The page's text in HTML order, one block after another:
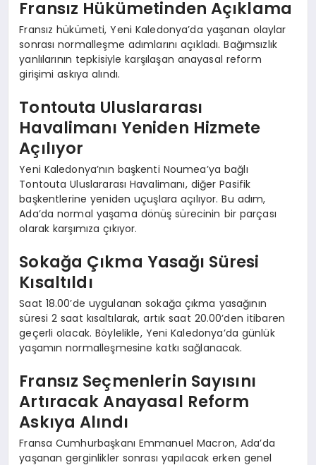
Fransız Hükümetinden Açıklama
Fransız hükümeti, Yeni Kaledonya’da yaşanan olaylar
sonrası normalleşme adımlarını açıkladı. Bağımsızlık
yanlılarının tepkisiyle karşılaşan anayasal reform
girişimi askıya alındı.
Tontouta Uluslararası
Havalimanı Yeniden Hizmete
Açılıyor
Yeni Kaledonya’nın başkenti Noumea’ya bağlı
Tontouta Uluslararası Havalimanı, diğer Pasifik
başkentlerine yeniden uçuşlara açılıyor. Bu adım,
Ada’da normal yaşama dönüş sürecinin bir parçası
olarak karşımıza çıkıyor.
Sokağa Çıkma Yasağı Süresi
Kısaltıldı
Saat 18.00’de uygulanan sokağa çıkma yasağının
süresi 2 saat kısaltılarak, artık saat 20.00’den itibaren
geçerli olacak. Böylelikle, Yeni Kaledonya’da günlük
yaşamın normalleşmesine katkı sağlanacak.
Fransız Seçmenlerin Sayısını
Artıracak Anayasal Reform
Askıya Alındı
Fransa Cumhurbaşkanı Emmanuel Macron, Ada’da
yaşanan gerginlikler sonrası yapılacak erken genel